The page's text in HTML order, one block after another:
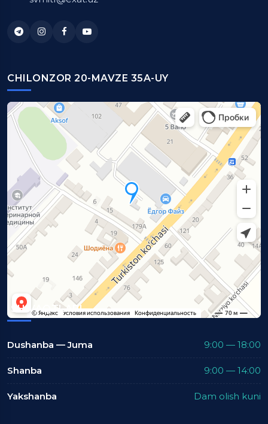
CHILONZOR 20-MAVZE 35A-UY
ISH VAQTLARI
Dushanba — Juma 9:00 — 18:00
Shanba 9:00 — 14:00
Yakshanba Dam olish kuni